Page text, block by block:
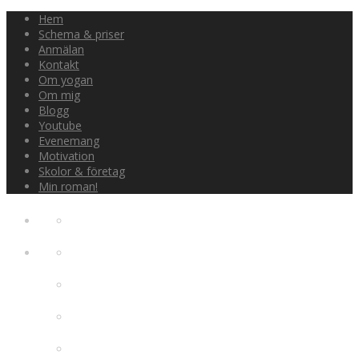
Hem
Schema & priser
Anmälan
Kontakt
Om yogan
Om mig
Blogg
Youtube
Evenemang
Motivation
Skolor & företag
Min roman!